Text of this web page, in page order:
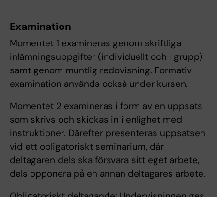
Examination
Momentet 1 examineras genom skriftliga
inlämningsuppgifter (individuellt och i grupp)
samt genom muntlig redovisning. Formativ
examination används också under kursen.
Momentet 2 examineras i form av en uppsats
som skrivs och skickas in i enlighet med
instruktioner. Därefter presenteras uppsatsen
vid ett obligatoriskt seminarium, där
deltagaren dels ska försvara sitt eget arbete,
dels opponera på en annan deltagares arbete.